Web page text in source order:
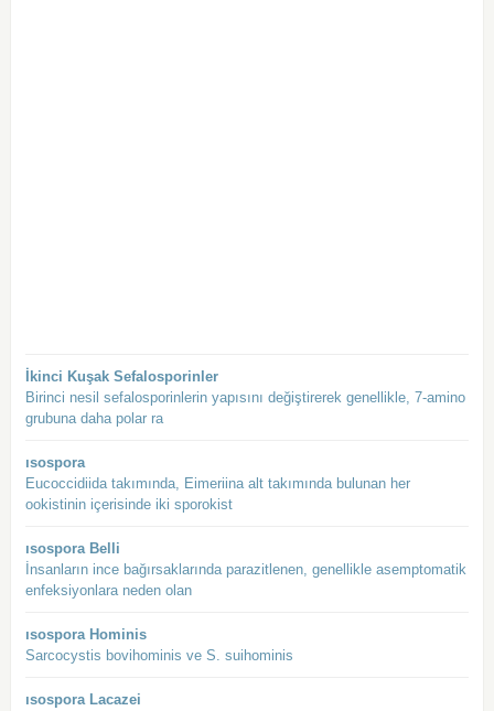
İkinci Kuşak Sefalosporinler
Birinci nesil sefalosporinlerin yapısını değiştirerek genellikle, 7-amino
grubuna daha polar ra
ısospora
Eucoccidiida takımında, Eimeriina alt takımında bulunan her
ookistinin içerisinde iki sporokist
ısospora Belli
İnsanların ince bağırsaklarında parazitlenen, genellikle asemptomatik
enfeksiyonlara neden olan
ısospora Hominis
Sarcocystis bovihominis ve S. suihominis
ısospora Lacazei